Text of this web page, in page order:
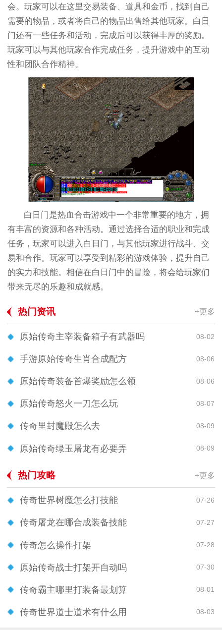
会。玩家可以在这里交易装备、道具和金币，找到自己
需要的物品，或者将自己的物品出售给其他玩家。白日
门还有一些任务和活动，完成后可以获得丰厚的奖励。
玩家可以与其他玩家合作完成任务，提升游戏中的互动
性和团队合作精神。
白日门是热血合击游戏中一个非常重要的地方，拥
有丰富的资源和各种活动。通过选择合适的职业和完成
任务，玩家可以进入白日门，与其他玩家进行战斗、交
易和合作。玩家可以享受到精彩的游戏体验，提升自己
的实力和技能。相信在白日门中的冒险，将会给玩家们
带来无尽的乐趣和成就感。
热门资讯 +更多
原始传奇主宰装备箱子有武器吗 08-02
手游原始传奇生肖合成配方 08-06
原始传奇装备首爆奖励怎么领 08-06
原始传奇怒火一刀怎么玩 08-07
传奇里封魔殿怎么去 08-09
原始传奇绿玉屠龙有必要弄 08-09
热门攻略 +更多
传奇世界树魔怎么打技能 07-26
传奇屠龙在哪合成装备技能 07-27
传奇怎么操作打架 07-28
原始传奇战士打架开自动吗 07-30
传奇霸主哪里打装备最划算 08-01
传奇世界道士道术有什么用 08-03